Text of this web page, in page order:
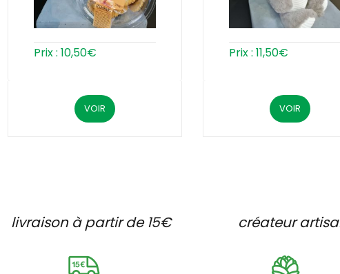
Prix : 10,50€
VOIR
Prix : 11,50€
VOIR
livraison à partir de 15€ créateur